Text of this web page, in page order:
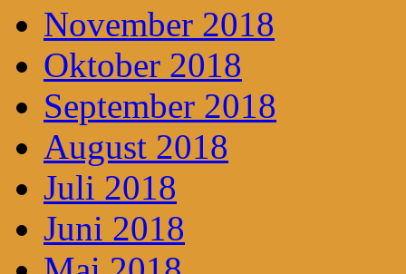
November 2018
Oktober 2018
September 2018
August 2018
Juli 2018
Juni 2018